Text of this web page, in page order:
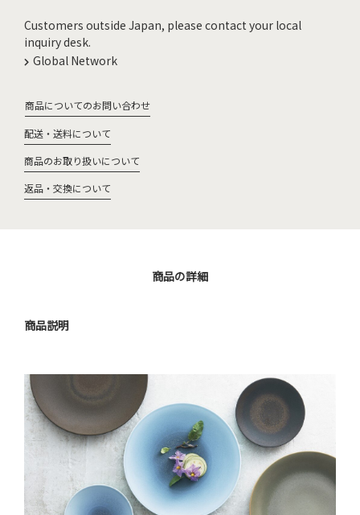
Customers outside Japan, please contact your local
inquiry desk.
Global Network
商品についてのお問い合わせ
配送・送料について
商品のお取り扱いについて
返品・交換について
商品の詳細
商品説明